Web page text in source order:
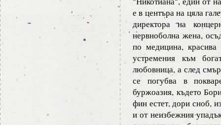
е в центъра на цяла
директора на
нервноболна жена,
по медицина,
устремения към
любовница, а след
се погубва в
буржоазия, където
фин естет, дори сноб,
и от неизбежния